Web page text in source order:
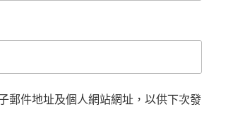
郵件地址及個人網站網址，以供下次發